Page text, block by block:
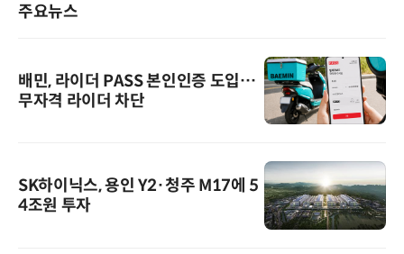
주요뉴스
배민, 라이더 PASS 본인인증 도입…
무자격 라이더 차단
SK하이닉스, 용인 Y2·청주 M17에 5
4조원 투자